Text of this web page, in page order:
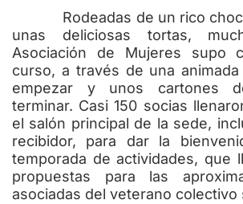
Rodeadas de un rico
unas deliciosas tortas,
Asociación de Mujeres supo
curso, a través de una
empezar y unos cartones
terminar. Casi 150 socias
el salón principal de la sede,
recibidor, para dar la
temporada de actividades, que
propuestas para las
asociadas del veterano colectivo